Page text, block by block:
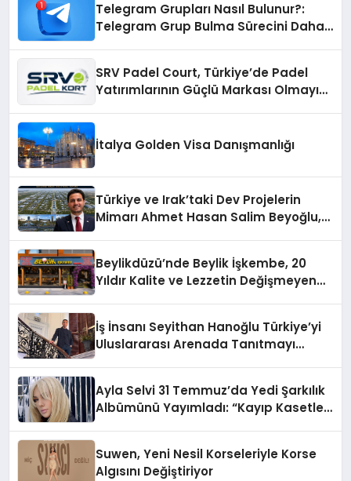
Telegram Grupları Nasıl Bulunur?:
Telegram Grup Bulma Sürecini Daha
SRV Padel Court, Türkiye’de Padel
Yatırımlarının Güçlü Markası Olmayı
İtalya Golden Visa Danışmanlığı
Türkiye ve Irak’taki Dev Projelerin
Mimarı Ahmet Hasan Salim Beyoğlu,
Hayata Geçirecek
Beylikdüzü’nde Beylik İşkembe, 20
Yıldır Kalite ve Lezzetin Değişmeyen
İş İnsanı Seyithan Hanoğlu Türkiye’yi
Uluslararası Arenada Tanıtmayı
Ayla Selvi 31 Temmuz’da Yedi Şarkılık
Albümünü Yayımladı: “Kayıp Kasetler
Suwen, Yeni Nesil Korseleriyle Korse
Algısını Değiştiriyor